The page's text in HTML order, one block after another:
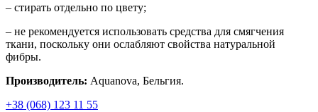
– стирать отдельно по цвету;
– не рекомендуется использовать средства для смягчения
ткани, поскольку они ослабляют свойства натуральной
фибры.
Производитель: Aquanova, Бельгия.
+38 (068) 123 11 55